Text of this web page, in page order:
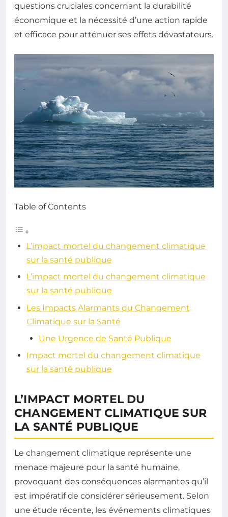
questions cruciales concernant la durabilité
économique et la nécessité d’une action rapide
et efficace pour atténuer ses effets dévastateurs.
Table of Contents
L’impact mortel du changement climatique
sur la santé publique
L’impact mortel du changement climatique
sur la santé publique
Les Impacts Alarmants du Changement
Climatique sur la Santé
Une Urgence de Santé Publique
Impact mortel du changement climatique
sur la santé publique
L’IMPACT MORTEL DU
CHANGEMENT CLIMATIQUE SUR
LA SANTÉ PUBLIQUE
Le changement climatique représente une
menace majeure pour la santé humaine,
provoquant des conséquences alarmantes qu’il
est impératif de considérer sérieusement. Selon
une étude récente, les événements climatiques